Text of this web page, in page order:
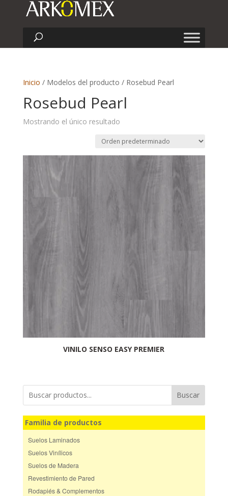
Inicio / Modelos del producto / Rosebud Pearl
Rosebud Pearl
Mostrando el único resultado
VINILO SENSO EASY PREMIER
Buscar
Familia de productos
Suelos Laminados
Suelos Vinílicos
Suelos de Madera
Revestimiento de Pared
Rodapiés & Complementos